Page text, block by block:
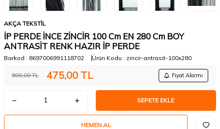
AKÇA TEKSTİL
İP PERDE İNCE ZİNCİR 100 Cm EN 280 Cm BOY
ANTRASİT RENK HAZIR İP PERDE
Barkod : 8697006991118702 Ürün Kodu : zincir-antrasit-100x280
800,00TL 475,00 TL Fiyat Alarmı
SEPETE EKLE
HEMEN AL